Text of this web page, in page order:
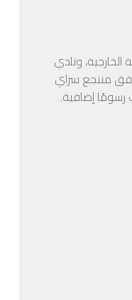
ونادي
منتجع سراي
رسومًا إضافية.